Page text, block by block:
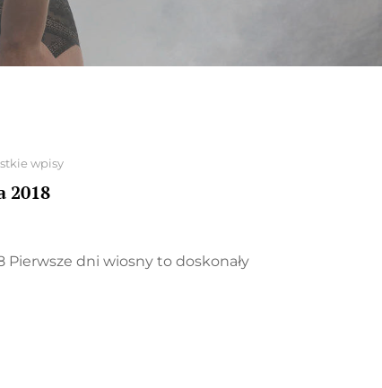
wpisy
2018
Pierwsze dni wiosny to doskonały